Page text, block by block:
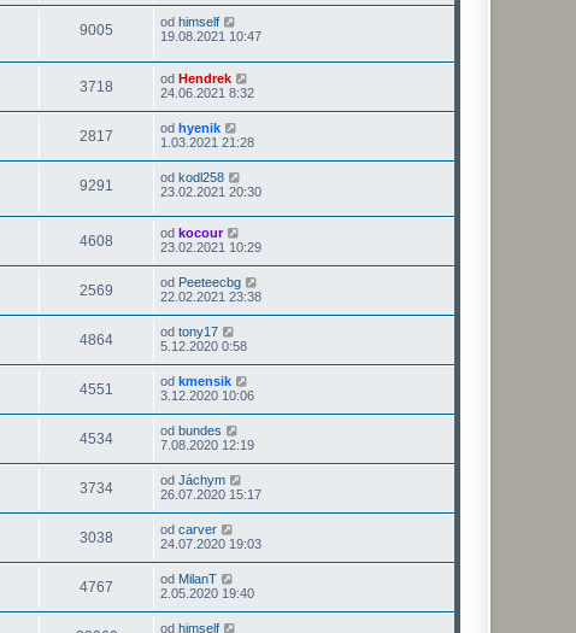
9005 od himself
19.08.2021 10:47
3718 od Hendrek
24.06.2021 8:32
2817 od hyenik
1.03.2021 21:28
9291 od kodl258
23.02.2021 20:30
4608 od kocour
23.02.2021 10:29
2569 od Peeteecbg
22.02.2021 23:38
4864 od tony17
5.12.2020 0:58
4551 od kmensik
3.12.2020 10:06
4534 od bundes
7.08.2020 12:19
3734 od Jáchym
26.07.2020 15:17
3038 od carver
24.07.2020 19:03
4767 od MilanT
2.05.2020 19:40
od himself